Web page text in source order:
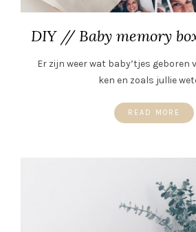
DIY // Baby memory
Er zijn weer wat baby’tjes geboren
ken en zoals jullie
READ MORE